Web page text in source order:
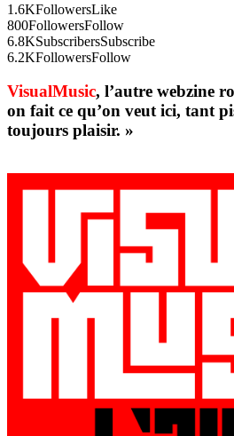
1.6KFollowersLike
800FollowersFollow
6.8KSubscribersSubscribe
6.2KFollowersFollow
VisualMusic, l’autre webzine
on fait ce qu’on veut ici, tant
toujours plaisir. »